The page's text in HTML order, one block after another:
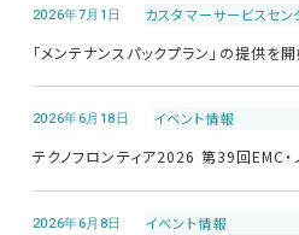
サポート
ニュース
2026年7月1日 カスタマーサービスセン
「メンテナンスパックプラン」の提供を
2026年6月18日 イベント情報
テクノフロンティア2026 第39回EMC
2026年6月8日 イベント情報